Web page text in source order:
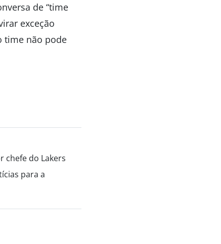
de “time
exceção
time não pode
chefe do Lakers
para a